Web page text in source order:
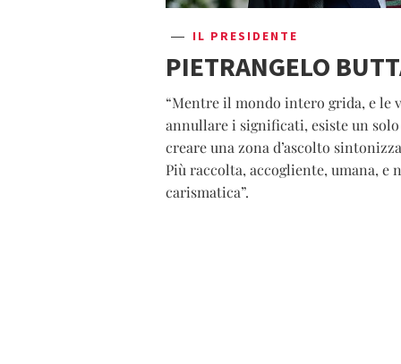
IL PRESIDENTE
PIETRANGELO
“Mentre il mondo intero grida, e le
annullare i significati, esiste un
creare una zona d’ascolto
Più raccolta, accogliente, umana, e
carismatica”.